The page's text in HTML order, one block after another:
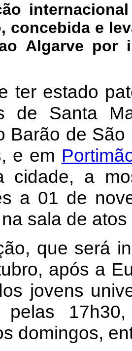
concebida e
Algarve por
ter estado
de Santa
Barão de
e em
cidade, a
a 01 de
sala de
que será
após a
jovens
17h30,
domingos,